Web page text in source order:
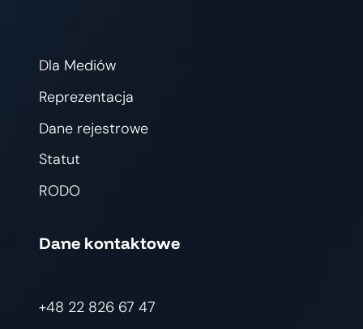
Dla Mediów
Reprezentacja
Dane rejestrowe
Statut
RODO
Dane kontaktowe
+48 22 826 67 47